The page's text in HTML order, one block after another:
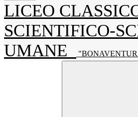
LICEO
SCIENTIFICO-
UMANE